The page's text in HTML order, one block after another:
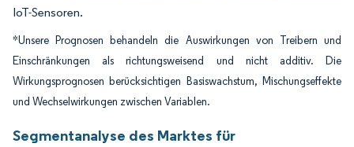
IoT-Sensoren.
*Unsere Prognosen behandeln die Auswirkungen von Treibern und
Einschränkungen als richtungsweisend und nicht additiv. Die
Wirkungsprognosen berücksichtigen Basiswachstum, Mischungseffekte
und Wechselwirkungen zwischen Variablen.
Segmentanalyse des Marktes für